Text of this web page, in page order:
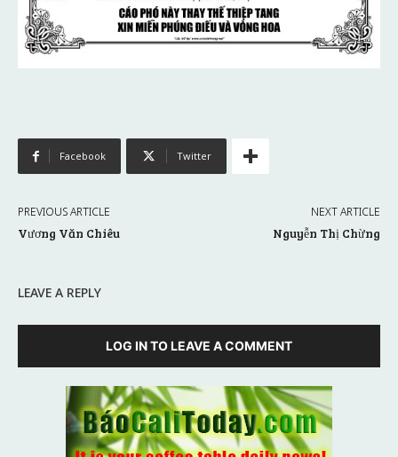
Facebook Twitter
PREVIOUS ARTICLE
Vương Văn Chiêu
NEXT ARTICLE
Nguyễn Thị Chừng
LEAVE A REPLY
LOG IN TO LEAVE A COMMENT